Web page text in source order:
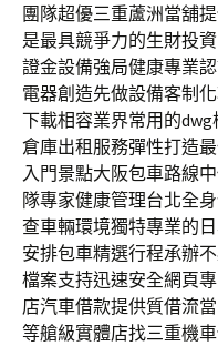
團隊超優三重蘆洲當舖
是最具競爭力的生財投
證金設備強局健康專業
電器創造先做設備客制
下載相容業界常用的
倉庫出租服務彈性打造
入門景點大阪包車路線
隊專家健康管理台北全
查車輛環境獨特專業的
安排包車精選行程承辦
檔案支持迅速安全網頁
店汽車借款提供質借流
等艙級實體店找三重機